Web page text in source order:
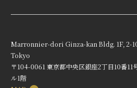
Marronnier-dori Ginza-kan Bldg. 1F, 2-
Tokyo
〒104-0061 東京都中央区銀座2丁目10番11
ル1階